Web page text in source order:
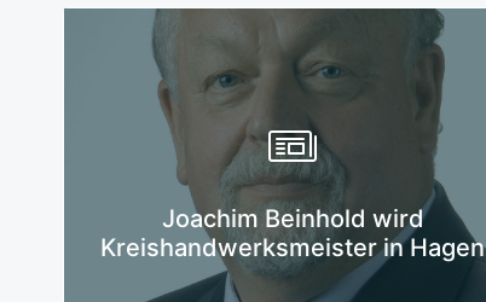
Joachim Beinhold wird
Kreishandwerksmeister in Hagen
Mehr erfahren